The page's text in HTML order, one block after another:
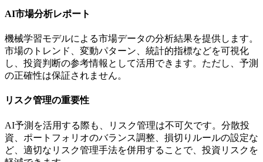
AI市場分析レポート
機械学習モデルによる市場データの分析結果を提供します。
市場のトレンド、変動パターン、統計的指標などを可視化
し、投資判断の参考情報として活用できます。ただし、予測
の正確性は保証されません。
リスク管理の重要性
AI予測を活用する際も、リスク管理は不可欠です。分散投
資、ポートフォリオのバランス調整、損切りルールの設定な
ど、適切なリスク管理手法を併用することで、投資リスクを